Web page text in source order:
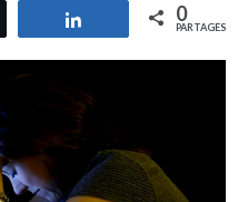
Partagez 0
PARTAGES